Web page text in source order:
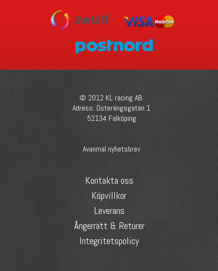
© 2012 KL racing AB.
Adress: Österängsgatan 1
52134 Falköping
Avanmäl nyhetsbrev
Kontakta oss
Köpvillkor
Leverans
Ångerrätt & Returer
Integritetspolicy